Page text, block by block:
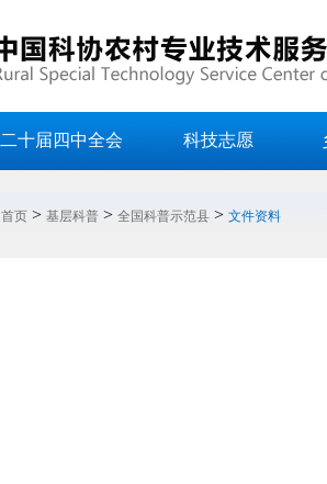
二十届四中全会 科技志愿
首页 > 基层科普 > 全国科普示范县 > 文件资料